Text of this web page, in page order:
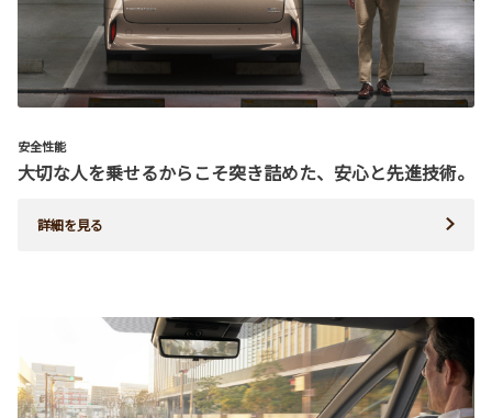
安全性能
大切な人を乗せるからこそ突き詰めた、安心と先進技術。
詳細を見る